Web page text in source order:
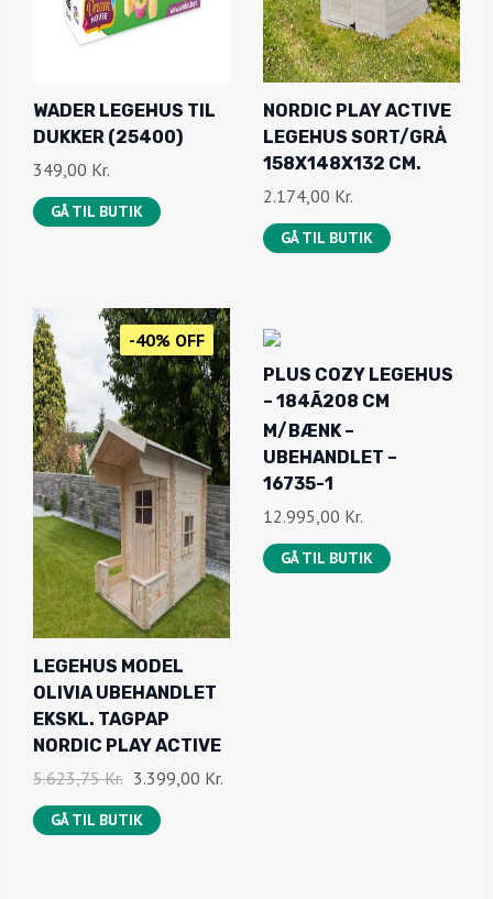
WADER LEGEHUS TIL
DUKKER (25400)
349,00 Kr.
GÅ TIL BUTIK
NORDIC PLAY ACTIVE
LEGEHUS SORT/GRÅ
158X148X132 CM.
2.174,00 Kr.
GÅ TIL BUTIK
-40% OFF
LEGEHUS MODEL
OLIVIA UBEHANDLET
EKSKL. TAGPAP
NORDIC PLAY ACTIVE
5.623,75Kr. D
E
N
3.399,00 Kr.
GÅ TIL BUTIK
PLUS COZY LEGEHUS
– 184Ã208 CM
M/BÆNK –
UBEHANDLET –
16735-1
12.995,00 Kr.
GÅ TIL BUTIK